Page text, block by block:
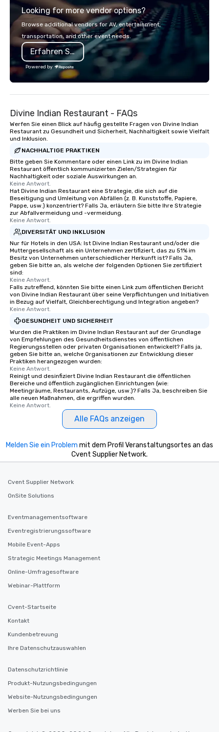
Looking for more vendor options?
Browse additional vendors for AV, entertainment,
transportation, and other event needs.
Erfahren Sie mehr
Powered by
Divine Indian Restaurant - FAQs
Werfen Sie einen Blick auf häufig gestellte Fragen von Divine Indian
Restaurant zu Gesundheit und Sicherheit, Nachhaltigkeit sowie Vielfalt
und Inklusion.
NACHHALTIGE PRAKTIKEN
Bitte geben Sie Kommentare oder einen Link zu im Divine Indian
Restaurant öffentlich kommunizierten Zielen/Strategien für
Nachhaltigkeit oder soziale Auswirkungen an.
Keine Antwort.
Hat Divine Indian Restaurant eine Strategie, die sich auf die
Beseitigung und Umleitung von Abfällen (z. B. Kunststoffe, Papiere,
Pappe, usw.) konzentriert? Falls Ja, erläutern Sie bitte Ihre Strategie
zur Abfallvermeidung und -vermeidung.
Keine Antwort.
DIVERSITÄT UND INKLUSION
Nur für Hotels in den USA: Ist Divine Indian Restaurant und/oder die
Muttergesellschaft als ein Unternehmen zertifiziert, das zu 51% im
Besitz von Unternehmen unterschiedlicher Herkunft ist? Falls Ja,
geben Sie bitte an, als welche der folgenden Optionen Sie zertifiziert
sind:
Keine Antwort.
Falls zutreffend, könnten Sie bitte einen Link zum öffentlichen Bericht
von Divine Indian Restaurant über seine Verpflichtungen und Initiativen
in Bezug auf Vielfalt, Gleichberechtigung und Integration angeben?
Keine Antwort.
GESUNDHEIT UND SICHERHEIT
Wurden die Praktiken im Divine Indian Restaurant auf der Grundlage
von Empfehlungen des Gesundheitsdienstes von öffentlichen
Regierungsstellen oder privaten Organisationen entwickelt? Falls ja,
geben Sie bitte an, welche Organisationen zur Entwicklung dieser
Praktiken herangezogen wurden:
Keine Antwort.
Reinigt und desinfiziert Divine Indian Restaurant die öffentlichen
Bereiche und öffentlich zugänglichen Einrichtungen (wie:
Meetingräume, Restaurants, Aufzüge, usw.)? Falls Ja, beschreiben Sie
alle neuen Maßnahmen, die ergriffen wurden.
Keine Antwort.
Alle FAQs anzeigen
Melden Sie ein Problem mit dem Profil Veranstaltungsortes an das
Cvent Supplier Network.
Cvent Supplier Network
OnSite Solutions
Eventmanagementsoftware
Eventregistrierungssoftware
Mobile Event-Apps
Strategic Meetings Management
Online-Umfragesoftware
Webinar-Plattform
Cvent-Startseite
Kontakt
Kundenbetreuung
Ihre Datenschutzauswahlen
Datenschutzrichtlinie
Produkt-Nutzungsbedingungen
Website-Nutzungsbedingungen
Werben Sie bei uns